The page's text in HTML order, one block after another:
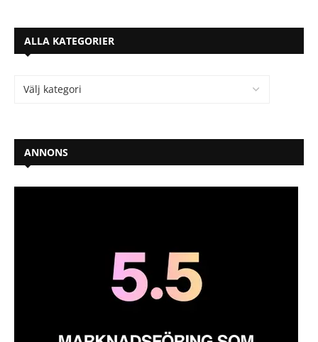
ALLA KATEGORIER
ANNONS